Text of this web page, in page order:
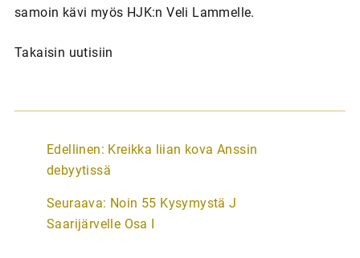
samoin kävi myös HJK:n Veli Lammelle.
Takaisin uutisiin
A
r
i
Edellinen: Kreikka liian kova Anssin
debyytissä
Seuraava: Noin 55 Kysymystä J
Saarijärvelle Osa I